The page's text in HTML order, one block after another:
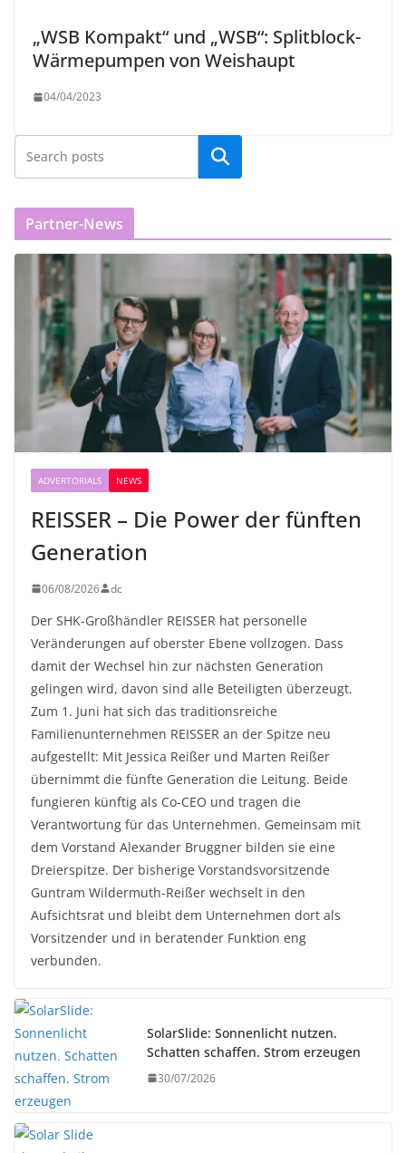
„WSB Kompakt“ und „WSB“: Splitblock-
Wärmepumpen von Weishaupt
04/04/2023
Partner-News
ADVERTORIALS NEWS
REISSER – Die Power der fünften
Generation
06/08/2026 dc
Der SHK-Großhändler REISSER hat personelle
Veränderungen auf oberster Ebene vollzogen. Dass
damit der Wechsel hin zur nächsten Generation
gelingen wird, davon sind alle Beteiligten überzeugt.
Zum 1. Juni hat sich das traditionsreiche
Familienunternehmen REISSER an der Spitze neu
aufgestellt: Mit Jessica Reißer und Marten Reißer
übernimmt die fünfte Generation die Leitung. Beide
fungieren künftig als Co-CEO und tragen die
Verantwortung für das Unternehmen. Gemeinsam mit
dem Vorstand Alexander Bruggner bilden sie eine
Dreierspitze. Der bisherige Vorstandsvorsitzende
Guntram Wildermuth-Reißer wechselt in den
Aufsichtsrat und bleibt dem Unternehmen dort als
Vorsitzender und in beratender Funktion eng
verbunden.
SolarSlide: Sonnenlicht nutzen.
Schatten schaffen. Strom erzeugen
30/07/2026